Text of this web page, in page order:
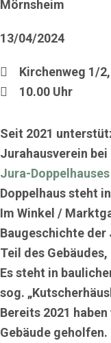
Mörnsheim
13/04/2024
Kirchenweg 1/
10.00 Uhr
Seit 2021
Jurahausverein
Jura-
Doppelhaus steht
Im Winkel /
Baugeschichte
Teil des
Es steht in
sog.
Bereits 2021
Gebäude